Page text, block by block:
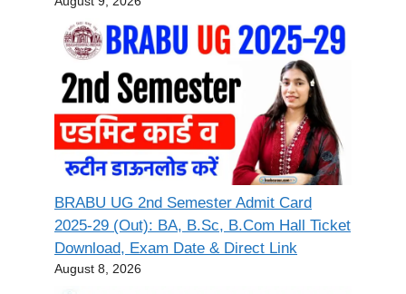
BRABU UG 2nd Semester Admit Card
2025-29 (Out): BA, B.Sc, B.Com Hall Ticket
Download, Exam Date & Direct Link
August 8, 2026